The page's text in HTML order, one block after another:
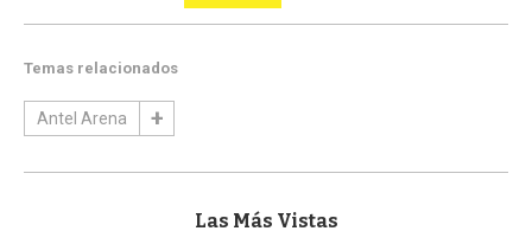
Temas relacionados
Antel Arena
Las Más Vistas